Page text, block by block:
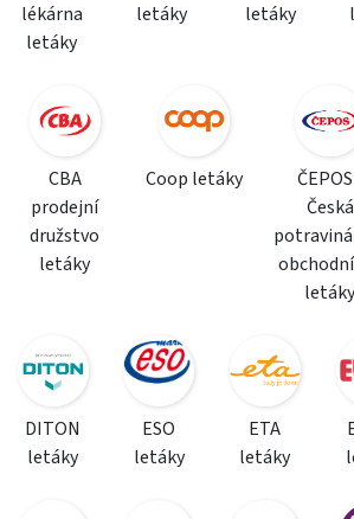
lékárna
letáky
letáky
letáky
CBA
prodejní
družstvo
letáky
Coop letáky
Česká
obchodní
DITON
letáky
ESO
letáky
ETA
letáky